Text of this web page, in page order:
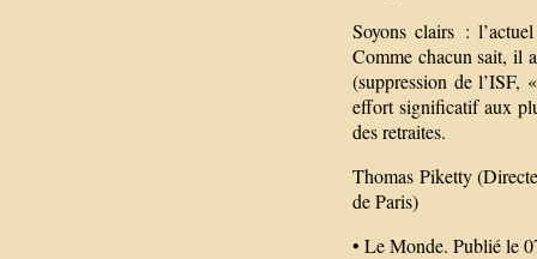
Soyons clairs :
Comme chacun sait, il
(suppression de l’ISF,
effort significatif aux
des retraites.
Thomas Piketty
de Paris)
• Le Monde. Publié le